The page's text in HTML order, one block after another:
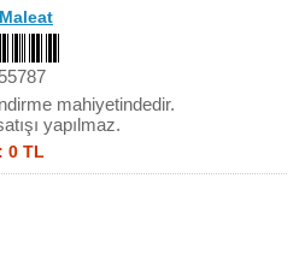
mahiyetindedir.
yapılmaz.
0 TL